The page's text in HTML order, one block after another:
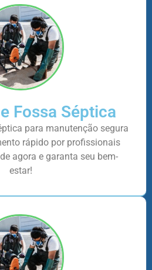
Fossa Séptica
para manutenção segura
rápido por profissionais
agora e garanta seu bem-
estar!